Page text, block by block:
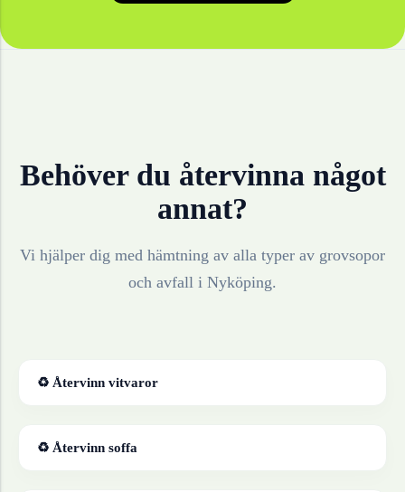
Behöver du återvinna något
annat?
Vi hjälper dig med hämtning av alla typer av grovsopor
och avfall i Nyköping.
♻ Återvinn vitvaror
♻ Återvinn soffa